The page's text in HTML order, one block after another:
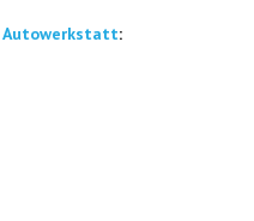
Auto­werk­statt: